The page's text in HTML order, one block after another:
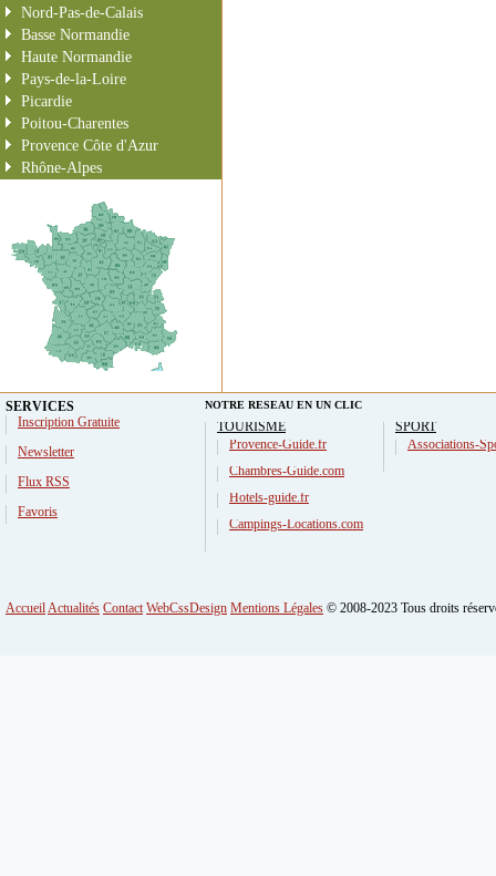
Nord-Pas-de-Calais
Basse Normandie
Haute Normandie
Pays-de-la-Loire
Picardie
Poitou-Charentes
Provence Côte d'Azur
Rhône-Alpes
SERVICES
Inscription Gratuite
Newsletter
Flux RSS
Favoris
NOTRE RESEAU EN UN CLIC
TOURISME
Provence-Guide.fr
Chambres-Guide.com
Hotels-guide.fr
Campings-Locations.com
SPORT
Associations-
AccueilActualités Contact WebCssDesign Mentions Légales © 2008-2023 Tous droits